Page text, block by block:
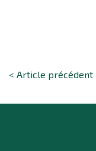
< Article précédent